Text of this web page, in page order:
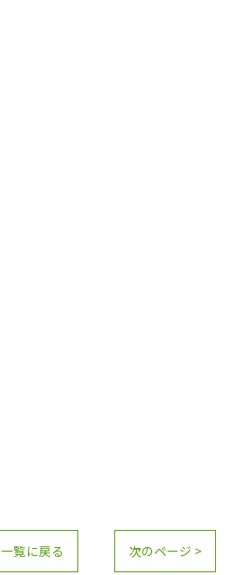
一覧に戻る 次のページ >